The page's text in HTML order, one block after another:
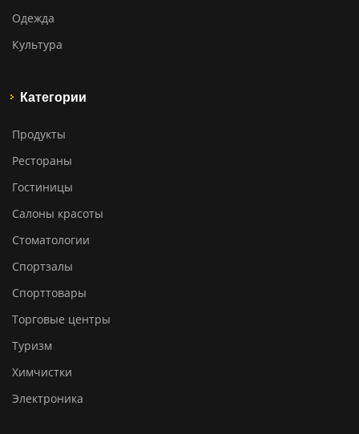
Одежда
Культура
Категории
Продукты
Рестораны
Гостиницы
Салоны красоты
Стоматологии
Спортзалы
Спорттовары
Торговые центры
Туризм
Химчистки
Электроника